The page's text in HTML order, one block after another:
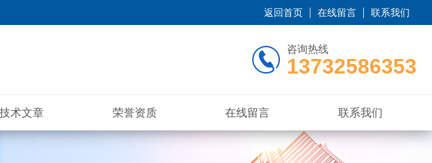
返回首页 在线留言 联系我们
咨询热线
13732586353
技术文章 荣誉资质 在线留言 联系我们